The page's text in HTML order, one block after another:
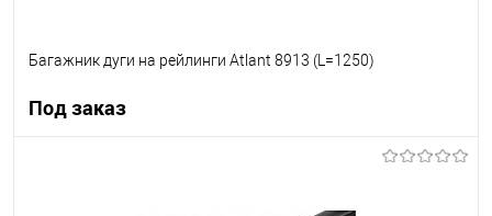
Багажник дуги на рейлинги Atlant 8913 (L=1250)
Под заказ